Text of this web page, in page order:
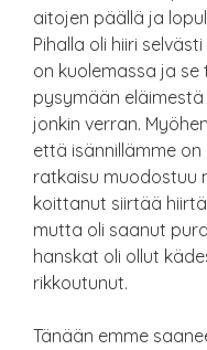
aitojen päällä ja
Pihalla oli hiiri
on kuolemassa ja
pysymään
jonkin verran.
että isännillämme
ratkaisu muodostuu
koittanut siirtää
mutta oli saanut
hanskat oli ollut
rikkoutunut.
Tänään emme